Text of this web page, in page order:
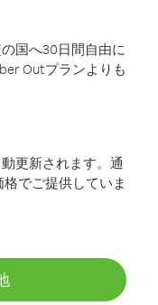
国へ30日間自由に
Outプランよりも
更新されます。通
でご提供していま